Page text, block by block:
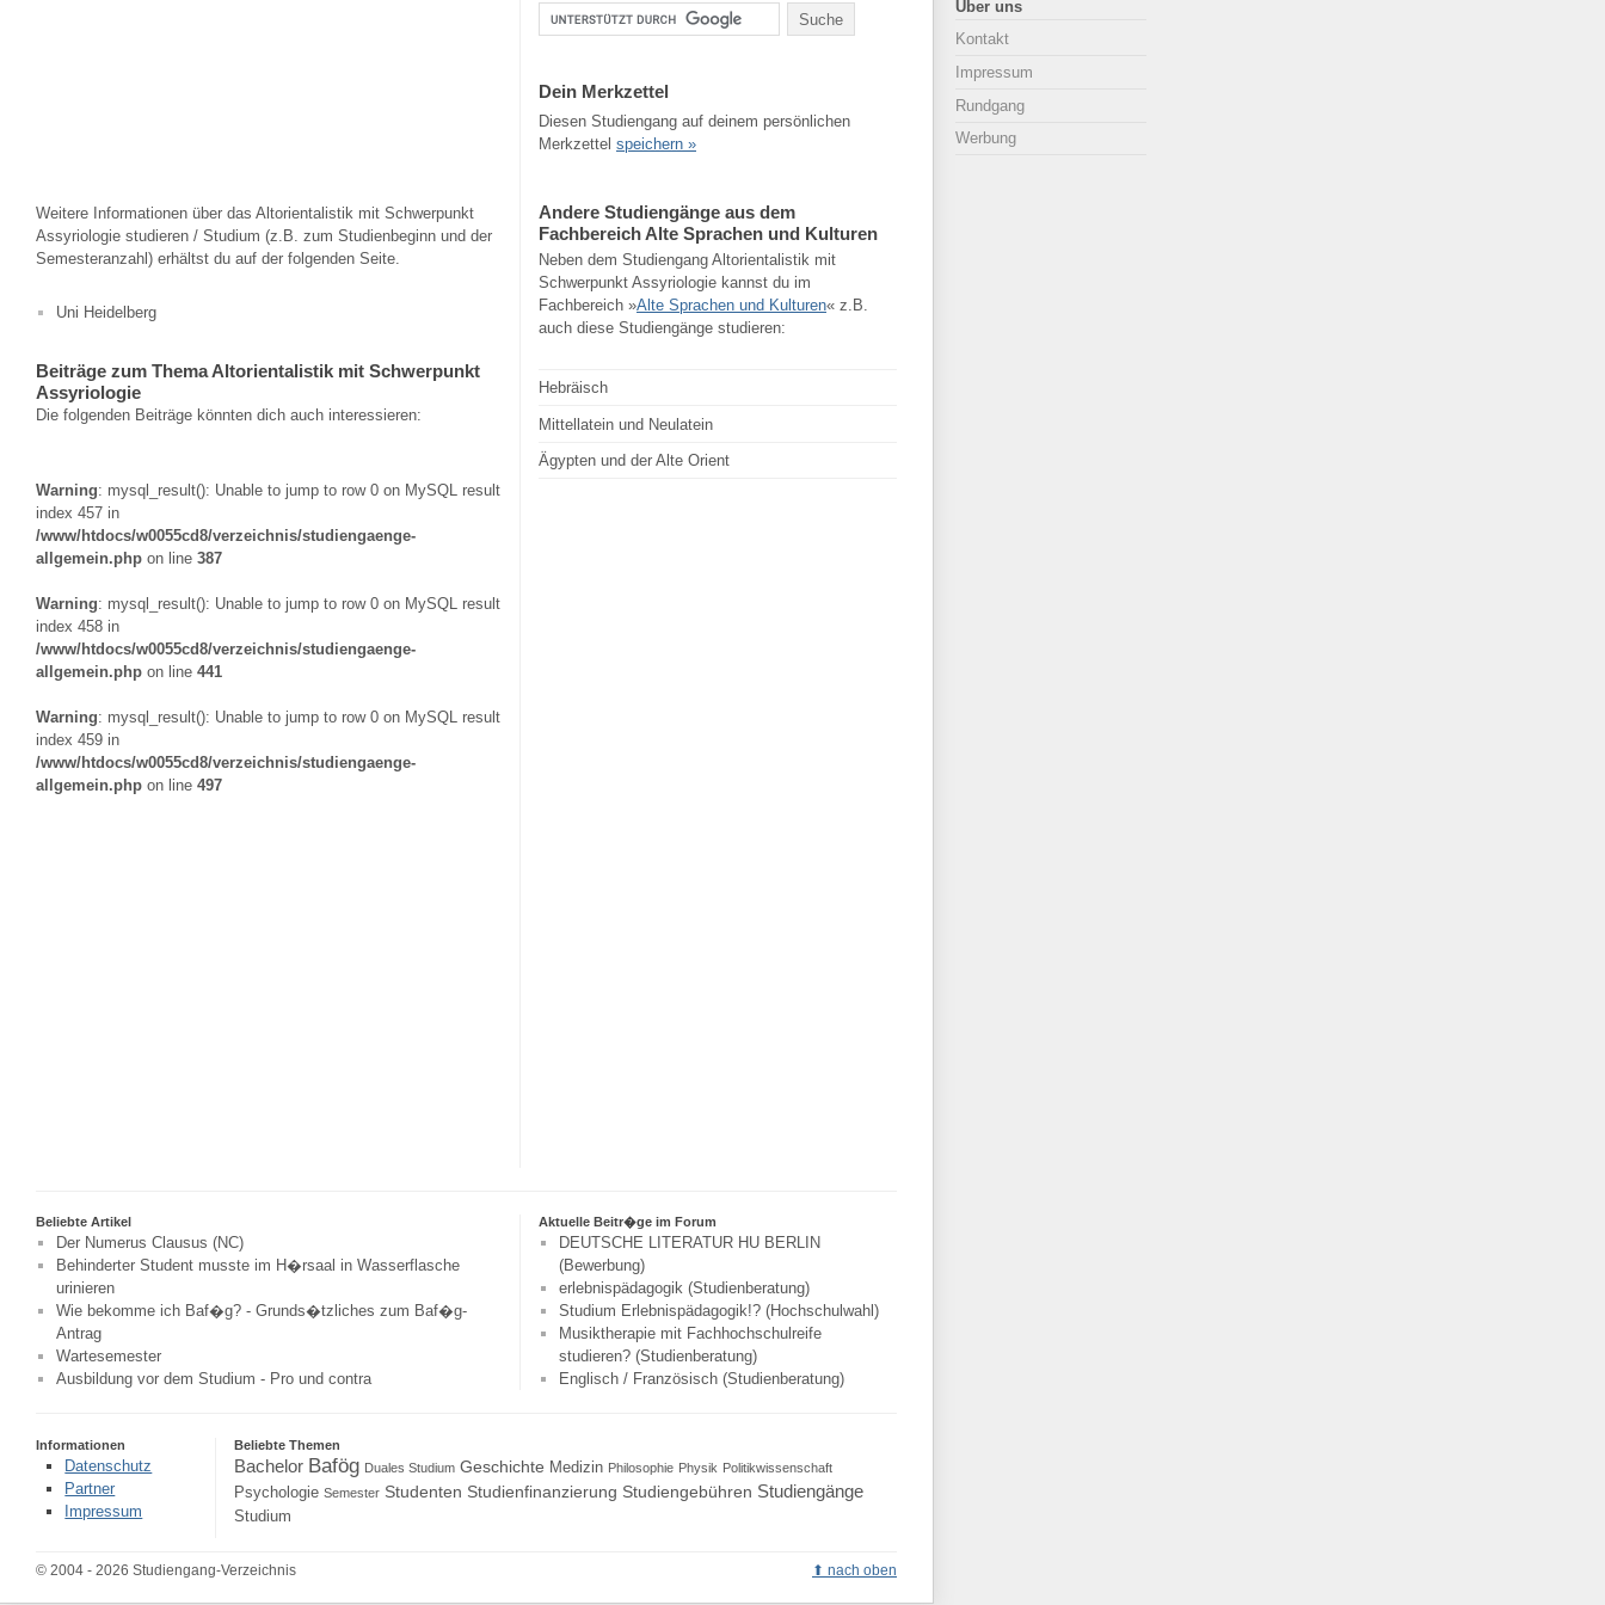
Weitere Informationen über das Altorientalistik mit Schwerpunkt
Assyriologie studieren / Studium (z.B. zum Studienbeginn und der
Semesteranzahl) erhältst du auf der folgenden Seite.
Uni Heidelberg
Beiträge zum Thema Altorientalistik mit Schwerpunkt
Assyriologie
Die folgenden Beiträge könnten dich auch interessieren:
Warning: mysql_result(): Unable to jump to row 0 on MySQL result
index 457 in
/www/htdocs/w0055cd8/verzeichnis/studiengaenge-
allgemein.php on line 387
Warning: mysql_result(): Unable to jump to row 0 on MySQL result
index 458 in
/www/htdocs/w0055cd8/verzeichnis/studiengaenge-
allgemein.php on line 441
Warning: mysql_result(): Unable to jump to row 0 on MySQL result
index 459 in
/www/htdocs/w0055cd8/verzeichnis/studiengaenge-
allgemein.php on line 497
Dein Merkzettel
Diesen Studiengang auf deinem persönlichen
Merkzettel speichern »
Andere Studiengänge aus dem
Fachbereich Alte Sprachen und Kulturen
Neben dem Studiengang Altorientalistik mit
Schwerpunkt Assyriologie kannst du im
Fachbereich »Alte Sprachen und Kulturen« z.B.
auch diese Studiengänge studieren:
Hebräisch
Mittellatein und Neulatein
Ägypten und der Alte Orient
Über uns
Kontakt
Impressum
Rundgang
Werbung
Beliebte Artikel
Der Numerus Clausus (NC)
Behinderter Student musste im H�rsaal in Wasserflasche
urinieren
Wie bekomme ich Baf�g? - Grunds�tzliches zum Baf�g-
Antrag
Wartesemester
Ausbildung vor dem Studium - Pro und contra
Aktuelle Beitr�ge im Forum
DEUTSCHE LITERATUR HU BERLIN
(Bewerbung)
erlebnispädagogik (Studienberatung)
Studium Erlebnispädagogik!? (Hochschulwahl)
Musiktherapie mit Fachhochschulreife
studieren? (Studienberatung)
Englisch / Französisch (Studienberatung)
Informationen
Datenschutz
Partner
Impressum
Beliebte Themen
Bachelor Bafög Duales Studium Geschichte Medizin Philosophie Physik Politikwissenschaft
Psychologie Semester Studenten Studienfinanzierung Studiengebühren Studiengänge
Studium
© 2004 - 2026 Studiengang-Verzeichnis nach oben